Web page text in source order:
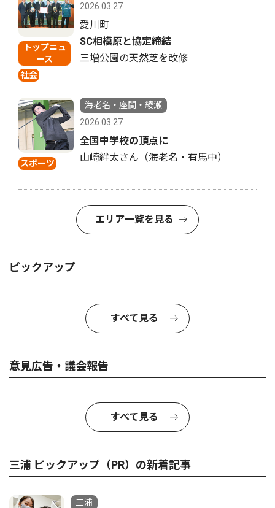
トップニュ
ース
社会
2026.03.27
愛川町
SC相模原と協定締結
三増公園の天然芝を改修
スポーツ
海老名・座間・綾瀬
2026.03.27
全国中学校の頂点に
山崎絆太さん（海老名・有馬中）
エリア一覧を見る
ピックアップ
すべて見る
意見広告・議会報告
すべて見る
三浦 ピックアップ（PR）の新着記事
三浦